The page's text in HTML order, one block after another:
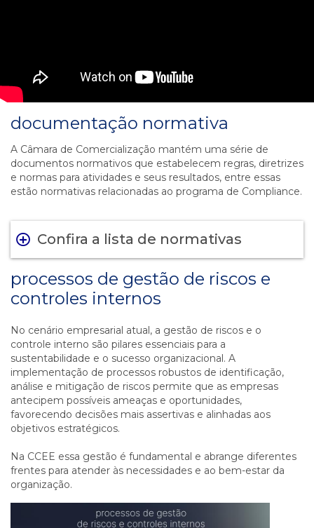
documentação normativa
A Câmara de Comercialização mantém uma série de
documentos normativos que estabelecem regras, diretrizes
e normas para atividades e seus resultados, entre essas
estão normativas relacionadas ao programa de Compliance.
Confira a lista de normativas
processos de gestão de riscos e
controles internos
No cenário empresarial atual, a gestão de riscos e o
controle interno são pilares essenciais para a
sustentabilidade e o sucesso organizacional. A
implementação de processos robustos de identificação,
análise e mitigação de riscos permite que as empresas
antecipem possíveis ameaças e oportunidades,
favorecendo decisões mais assertivas e alinhadas aos
objetivos estratégicos.
Na CCEE essa gestão é fundamental e abrange diferentes
frentes para atender às necessidades e ao bem-estar da
organização.